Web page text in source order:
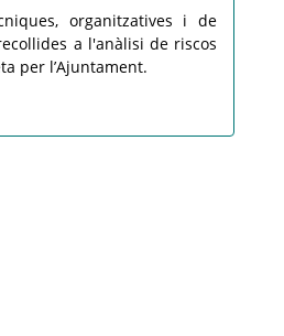
organitzatives i de
a l'anàlisi de riscos
per l’Ajuntament.